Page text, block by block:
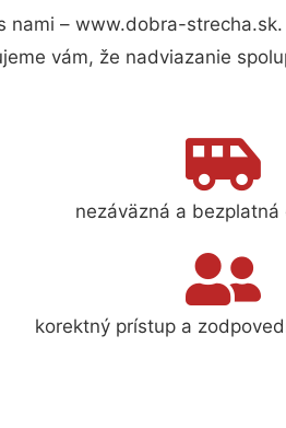
nami – www.dobra-
vám, že nadviazanie
nezáväzná a bezplatná
korektný prístup a